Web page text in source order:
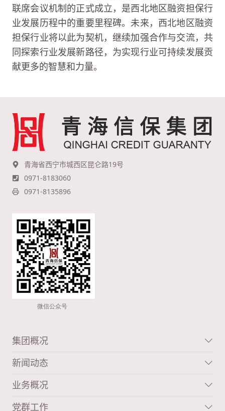
联席会议机制的正式成立，是西北地区融资担保行
业发展历程中的重要里程碑。未来，西北地区融资
担保行业将以此为契机，继续加强合作与交流，共
同探索行业发展新路径，为实现行业可持续发展贡
献更多的智慧和力量。
青海省西宁市城西区昆仑路19号
0971-8183060
0971-8135896
集团概况
新闻动态
业务概况
党群工作